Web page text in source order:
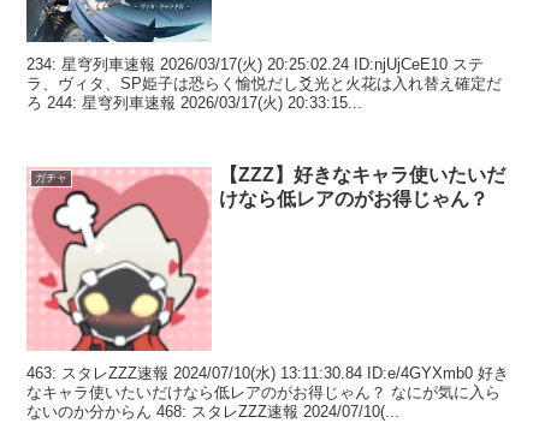
234: 星穹列車速報 2026/03/17(火) 20:25:02.24 ID:njUjCeE10 ステ
ラ、ヴィタ、SP姫子は恐らく愉悦だし爻光と火花は入れ替え確定だ
ろ 244: 星穹列車速報 2026/03/17(火) 20:33:15...
ガチャ
【ZZZ】好きなキャラ使いたいだ
けなら低レアのがお得じゃん？
463: スタレZZZ速報 2024/07/10(水) 13:11:30.84 ID:e/4GYXmb0 好き
なキャラ使いたいだけなら低レアのがお得じゃん？ なにが気に入ら
ないのか分からん 468: スタレZZZ速報 2024/07/10(...